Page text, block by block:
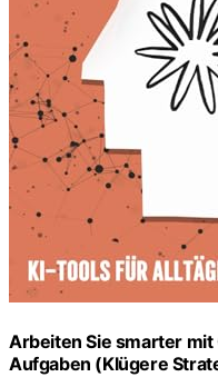
Arbeiten Sie smarter mit
Aufgaben (Klügere